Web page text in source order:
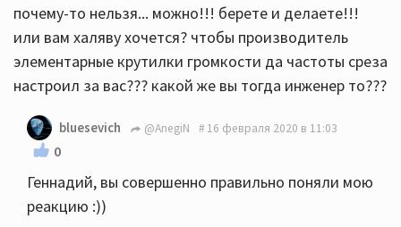
почему-то нельзя... можно!!! берете и делаете!!!
или вам халяву хочется? чтобы производитель
элементарные крутилки громкости да частоты среза
настроил за вас??? какой же вы тогда инженер то???
bluesevich @AnegiN 16 февраля 2020 в 11:03
0
Геннадий, вы совершенно правильно поняли мою
реакцию :))